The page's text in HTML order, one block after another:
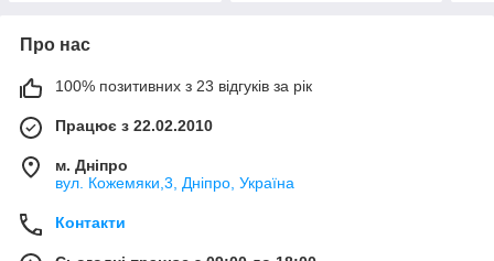
Про нас
100% позитивних з 23 відгуків за рік
Працює з 22.02.2010
м. Дніпро
вул. Кожемяки,3, Дніпро, Україна
Контакти